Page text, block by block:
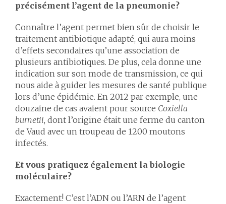
précisément l’agent de la pneumonie?
Connaître l’agent permet bien sûr de choisir le
traitement antibiotique adapté, qui aura moins
d’effets secondaires qu’une association de
plusieurs antibiotiques. De plus, cela donne une
indication sur son mode de transmission, ce qui
nous aide à guider les mesures de santé publique
lors d’une épidémie. En 2012 par exemple, une
douzaine de cas avaient pour source Coxiella
burnetii, dont l’origine était une ferme du canton
de Vaud avec un troupeau de 1200 moutons
infectés.
Et vous pratiquez également la biologie
moléculaire?
Exactement! C’est l’ADN ou l’ARN de l’agent